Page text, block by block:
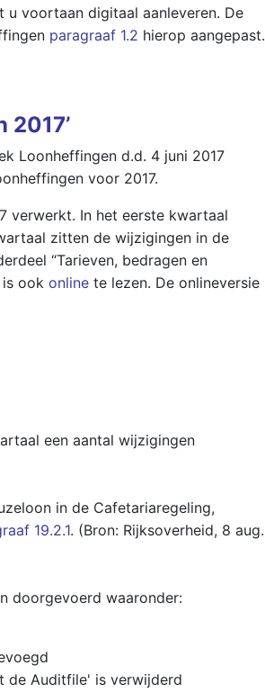
u voortaan digitaal aanleveren. De
paragraaf 1.2 hierop aangepast.
2017’
Loonheffingen d.d. 4 juni 2017
voor 2017.
verwerkt. In het eerste kwartaal
zitten de wijzigingen in de
“Tarieven, bedragen en
is ook online te lezen. De onlineversie
een aantal wijzigingen
in de Cafetariaregeling,
19.2.1. (Bron: Rijksoverheid, 8 aug.
doorgevoerd waaronder:
de Auditfile' is verwijderd